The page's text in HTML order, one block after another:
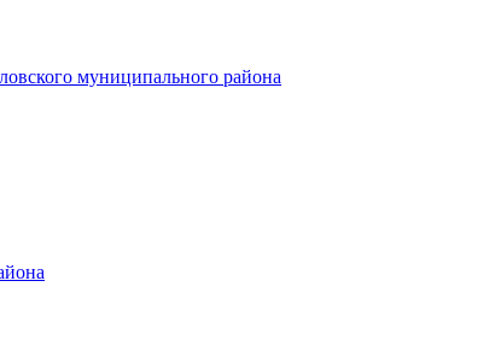
муниципального района